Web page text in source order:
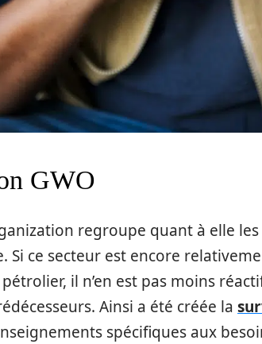
GWO
regroupe quant à elle
Si ce secteur est encore
il n’en est pas moins
Ainsi a été créée la
spécifiques aux